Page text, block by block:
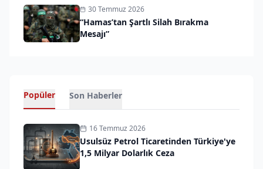
30 Temmuz 2026
“Hamas’tan Şartlı Silah Bırakma
Mesajı”
Popüler Son Haberler
16 Temmuz 2026
Usulsüz Petrol Ticaretinden Türkiye'ye
1,5 Milyar Dolarlık Ceza